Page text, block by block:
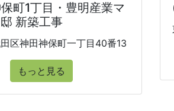
町1丁目・豊明産業マ
新築工事
区神田神保町一丁目40番13
もっと見る